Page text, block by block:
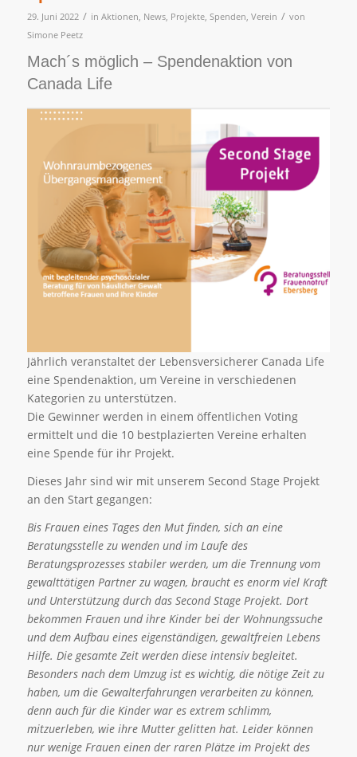
29. Juni 2022 / in Aktionen News, Projekte, Spenden Verein / von
Simone Peetz
Mach´s möglich – Spendenaktion von
Canada Life
Jährlich veranstaltet der Lebensversicherer Canada Life
eine Spendenaktion, um Vereine in verschiedenen
Kategorien zu unterstützen.
Die Gewinner werden in einem öffentlichen Voting
ermittelt und die 10 bestplazierten Vereine erhalten
eine Spende für ihr Projekt.
Dieses Jahr sind wir mit unserem Second Stage Projekt
an den Start gegangen:
Bis Frauen eines Tages den Mut finden, sich an eine
Beratungsstelle zu wenden und im Laufe des
Beratungsprozesses stabiler werden, um die Trennung vom
gewalttätigen Partner zu wagen, braucht es enorm viel Kraft
und Unterstützung durch das Second Stage Projekt. Dort
bekommen Frauen und ihre Kinder bei der Wohnungssuche
und dem Aufbau eines eigenständigen, gewaltfreien Lebens
Hilfe. Die gesamte Zeit werden diese intensiv begleitet.
Besonders nach dem Umzug ist es wichtig, die nötige Zeit zu
haben, um die Gewalterfahrungen verarbeiten zu können,
denn auch für die Kinder war es extrem schlimm,
mitzuerleben, wie ihre Mutter gelitten hat. Leider können
nur wenige Frauen einen der raren Plätze im Projekt des